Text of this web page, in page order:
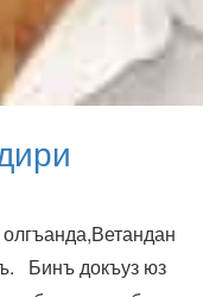
Бинъ докъуз юз